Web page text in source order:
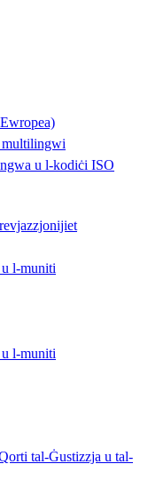
multilingwi
u l‑kodiċi ISO
l‑muniti
l‑muniti
tal-Ġustizzja u tal-